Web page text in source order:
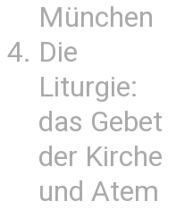
München
Die
Liturgie:
das Gebet
der Kirche
und Atem